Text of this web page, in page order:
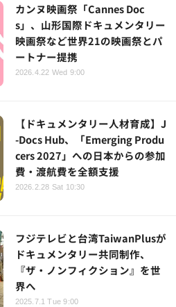
カンヌ映画祭「Cannes Doc
s」、山形国際ドキュメンタリー
映画祭など世界21の映画祭とパ
ートナー提携
2026.4.22 Wed 9:00
【ドキュメンタリー人材育成】J
-Docs Hub、「Emerging Produ
cers 2027」への日本からの参加
費・渡航費を全額支援
2026.2.28 Sat 10:30
フジテレビと台湾TaiwanPlusが
ドキュメンタリー共同制作、
『ザ・ノンフィクション』を世
界へ
2025.7.1 Tue 9:00